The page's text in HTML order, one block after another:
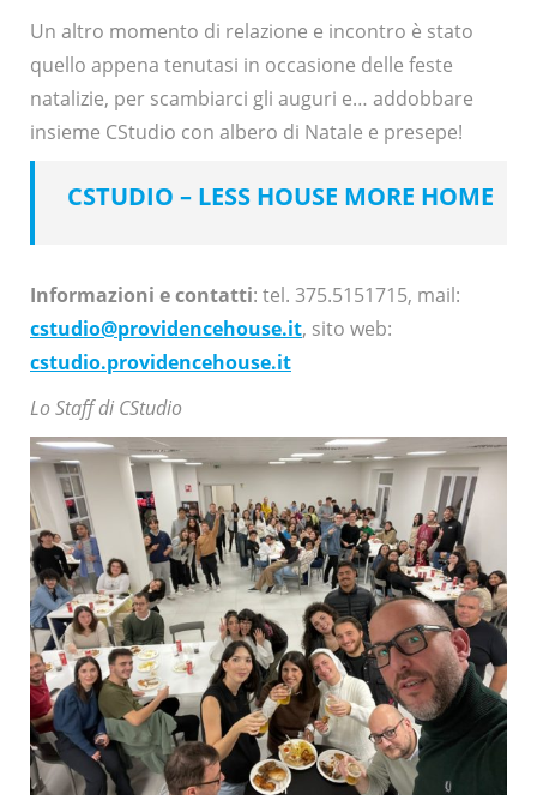
Un altro momento di relazione e incontro è stato
quello appena tenutasi in occasione delle feste
natalizie, per scambiarci gli auguri e… addobbare
insieme CStudio con albero di Natale e presepe!
CSTUDIO – LESS HOUSE MORE HOME
Informazioni e contatti: tel. 375.5151715, mail:
cstudio@providencehouse.it, sito web:
cstudio.providencehouse.it
Lo Staff di CStudio